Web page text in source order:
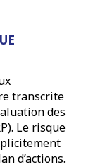
transcrite
des
Le risque
d’actions.